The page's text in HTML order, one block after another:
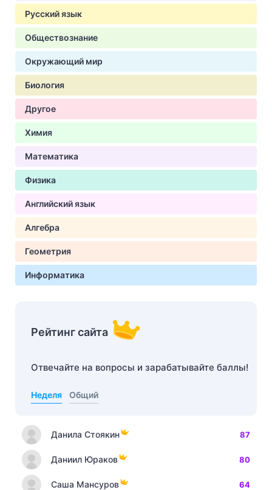
Русский язык
Обществознание
Окружающий мир
Биология
Другое
Химия
Математика
Физика
Английский язык
Алгебра
Геометрия
Информатика
Рейтинг сайта
Отвечайте на вопросы и зарабатывайте баллы!
Неделя Общий
Данила Стоякин 87
Даниил Юраков 80
Саша Мансуров 64